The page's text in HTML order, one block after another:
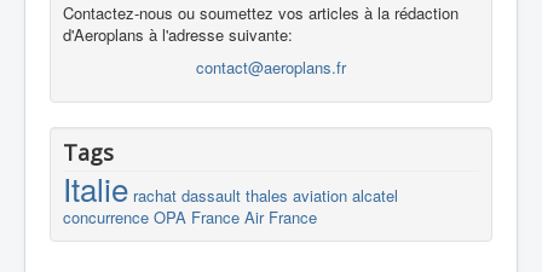
Contactez-nous ou soumettez vos articles à la rédaction
d'Aeroplans à l'adresse suivante:
contact@aeroplans.fr
Tags
Italie rachat dassault thales aviation alcatel
concurrence OPA France Air France